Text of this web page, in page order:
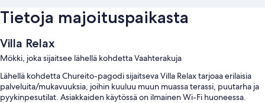
Tietoja majoituspaikasta
Villa Relax
Mökki, joka sijaitsee lähellä kohdetta Vaahterakuja
Lähellä kohdetta Chureito-pagodi sijaitseva Villa Relax tarjoaa erilaisia
palveluita/mukavuuksia, joihin kuuluu muun muassa terassi, puutarha ja
pyykinpesutilat. Asiakkaiden käytössä on ilmainen Wi-Fi huoneessa.